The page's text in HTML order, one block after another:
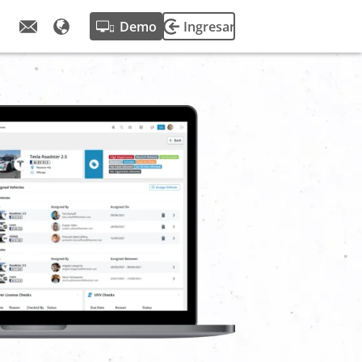
de
del
éxito
Demo Ingresar